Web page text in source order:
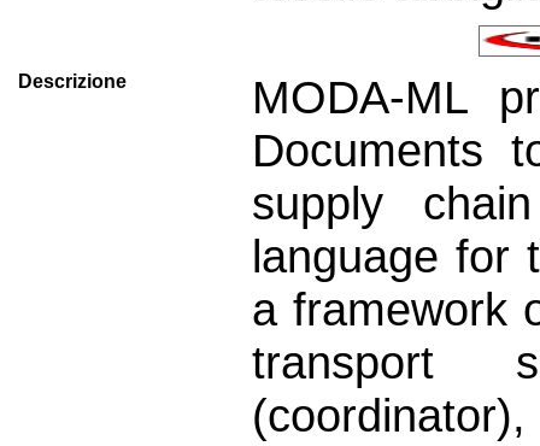
Descrizione
MODA-ML
Documents
supply
language for
a framework
transport